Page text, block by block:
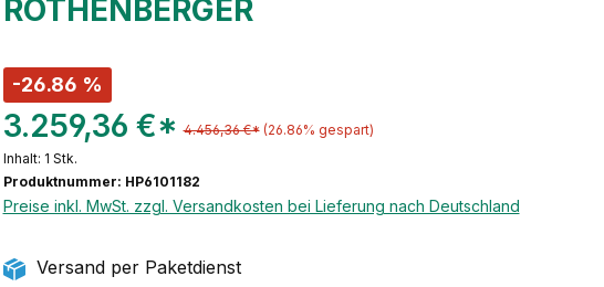
ROTHENBERGER
-26.86 %
3.259,36 €* 4.456,36 €* (26.86% gespart)
Inhalt: 1 Stk.
Produktnummer: HP6101182
Preise inkl. MwSt. zzgl. Versandkosten bei Lieferung nach Deutschland
Versand per Paketdienst